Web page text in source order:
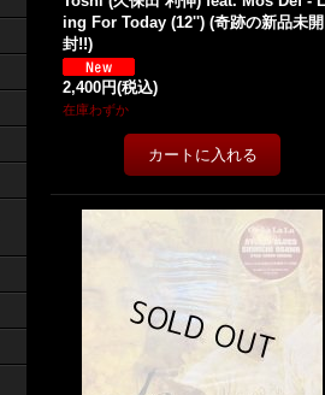
ing For Today (12'') (奇跡の新品未開
封!!)
2,400円(税込)
在庫わずか